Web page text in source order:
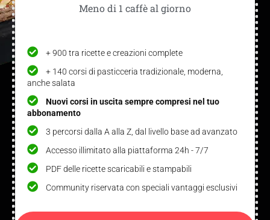
Meno di 1 caffè al giorno
+ 900 tra ricette e creazioni complete
+ 140 corsi di pasticceria tradizionale, moderna,
anche salata
Nuovi corsi in uscita sempre compresi nel tuo
abbonamento
3 percorsi dalla A alla Z, dal livello base ad avanzato
Accesso illimitato alla piattaforma 24h - 7/7
PDF delle ricette scaricabili e stampabili
Community riservata con speciali vantaggi esclusivi